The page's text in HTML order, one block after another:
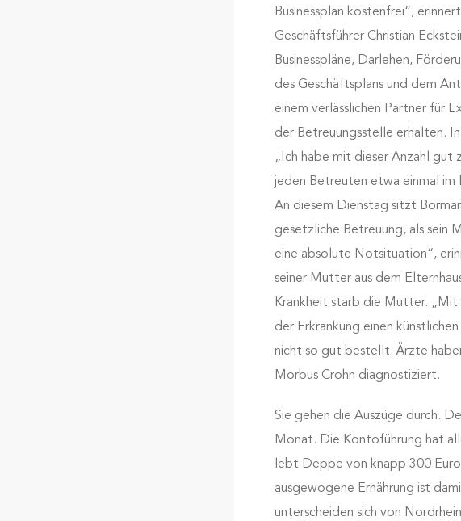
Businessplan kostenfrei“,
Geschäftsführer Christian
Businesspläne, Darlehen,
des Geschäftsplans und dem
einem verlässlichen Partner für
der Betreuungsstelle erhalten.
„Ich habe mit dieser Anzahl gut
jeden Betreuten etwa einmal im
An diesem Dienstag sitzt
gesetzliche Betreuung, als sein
eine absolute Notsituation“,
seiner Mutter aus dem
Krankheit starb die Mutter. „Mit
der Erkrankung einen
nicht so gut bestellt. Ärzte
Morbus Crohn diagnostiziert.
Sie gehen die Auszüge durch.
Monat. Die Kontoführung hat
lebt Deppe von knapp 300
ausgewogene Ernährung ist
unterscheiden sich von